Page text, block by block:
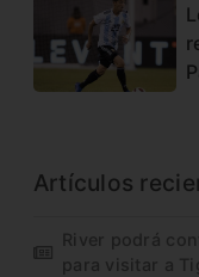
Artículos
River podrá
para visitar a